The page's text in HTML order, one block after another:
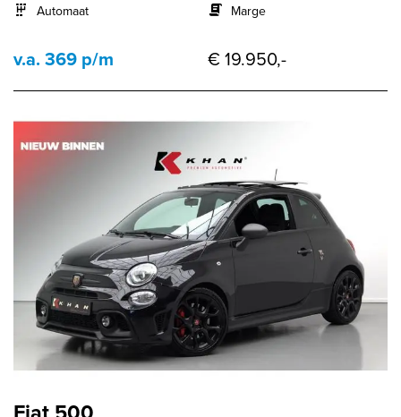
Automaat
Marge
v.a. 369 p/m € 19.950,-